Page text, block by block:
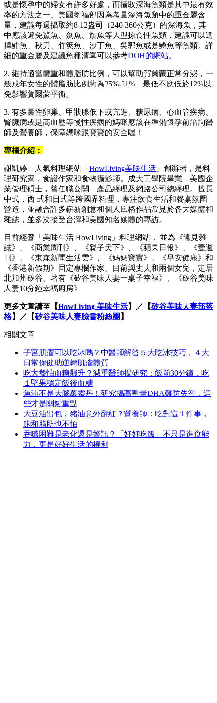
或是懷孕中的婦女有許多好處，而攝取深海魚類是其中最有效
率的方法之一。美國衛福部因為考量深海魚類中的重金屬含
量，建議每週攝取約8-12盎司（240-360公克）的深海魚，其
中應該避免鯊魚、劍魚、旗魚等大型掠食性魚類，建議可以選
擇鮭魚、秋刀、竹筴魚、沙丁魚、吳郭魚或是鱒魚等魚類。詳
細的重金屬及建議魚種清單可以參考DOH的網站。
2. 維持適當體重和體脂肪比例，可以幫助賀爾蒙正常分泌，一
般成年女性的體脂肪比例約為25%-31%，最低不應低於12%以
免影響賀爾蒙平衡。
3. 有多囊性卵巢、甲狀腺低下或亢進、糖尿病、心血管疾病、
腎臟病或是高血壓等慢性疾病的媽咪應該在準備懷孕前諮詢醫
師及營養師，保障媽咪跟寶寶的安全喔！
專欄介紹：
謝凱婷，人氣料理網站「 HowLiving美味生活 」創辦者，是料
理研究家，食譜作家和食物攝影師。成大工學院畢業，美國企
業管理碩士，曾任職公關，產品經理及網路公司總經理。擅長
中式，西 式和日式等跨國界料理，專注飲食生活和餐桌氛圍
營造，並融合許多嶄新創意和個人風格作品常見於各大媒體和
雜誌，並多次接受台灣和美國知名媒體的專訪。
目前經營「美味生活 HowLiving」料理網站， 並為《遠見雜
誌》、《商業周刊》、《親子天下》、《蘋果日報》、《壹週
刊》、《東森新聞生活雲》、《媽媽寶寶》、《早安健康》和
《香港新假期》固定專欄作家。目前與丈夫和兩個女兒，定居
北加州矽谷。著有《矽谷美味人妻一桌子幸福》、《矽谷美味
人妻10分鐘幸福廚房》
更多文章請至【HowLiving 美味生活】／【矽谷美味人妻部落
格】／【矽谷美味人妻臉書粉絲團 】
相關文章
子宮肌瘤可以吃冰嗎？中醫師解答５大吃冰技巧，４大
日常保健助逆轉肌瘤體質
吃大餐怕血糖飆升？減重醫師揭研究：飯前30分鐘，吃
１堅果穩定飯後血糖
魚油不是大腦萬靈丹！研究揭高劑量DHA難防失智，這
些才是關鍵重點
大豆油出包，豬油意外翻紅？營養師：吃對這１件事，
飽和脂肪也不怕
吞嚥困難是老化還是警訊？「好好吃飯」不只是進食能
力，更是好好生活的權利